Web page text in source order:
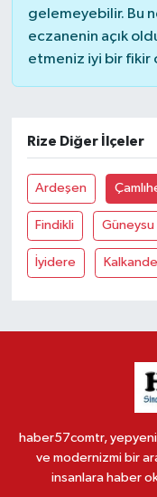
gelemeyebilir. Bu
eczanenin açık
etmeniz iyi bir fikir
Rize Diğer İlçeler
Ardeşen
Findikli Güneysu
İyidere
haber57comtr,
ve modernizmi bir
insanlara haber